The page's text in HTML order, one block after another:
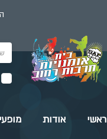
ראשי אודות